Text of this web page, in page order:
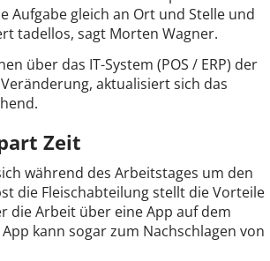
Aufgabe gleich an Ort und Stelle und
tadellos, sagt Morten Wagner.
über das IT-System (POS / ERP) der
aktualisiert sich das
Zeit
während des Arbeitstages um den
die Fleischabteilung stellt die Vorteile
die Arbeit über eine App auf dem
kann sogar zum Nachschlagen von